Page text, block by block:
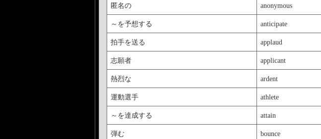
匿名の anonymous
～を予想する anticipate
拍手を送る applaud
志願者 applicant
熱烈な ardent
運動選手 athlete
～を達成する attain
弾む bounce